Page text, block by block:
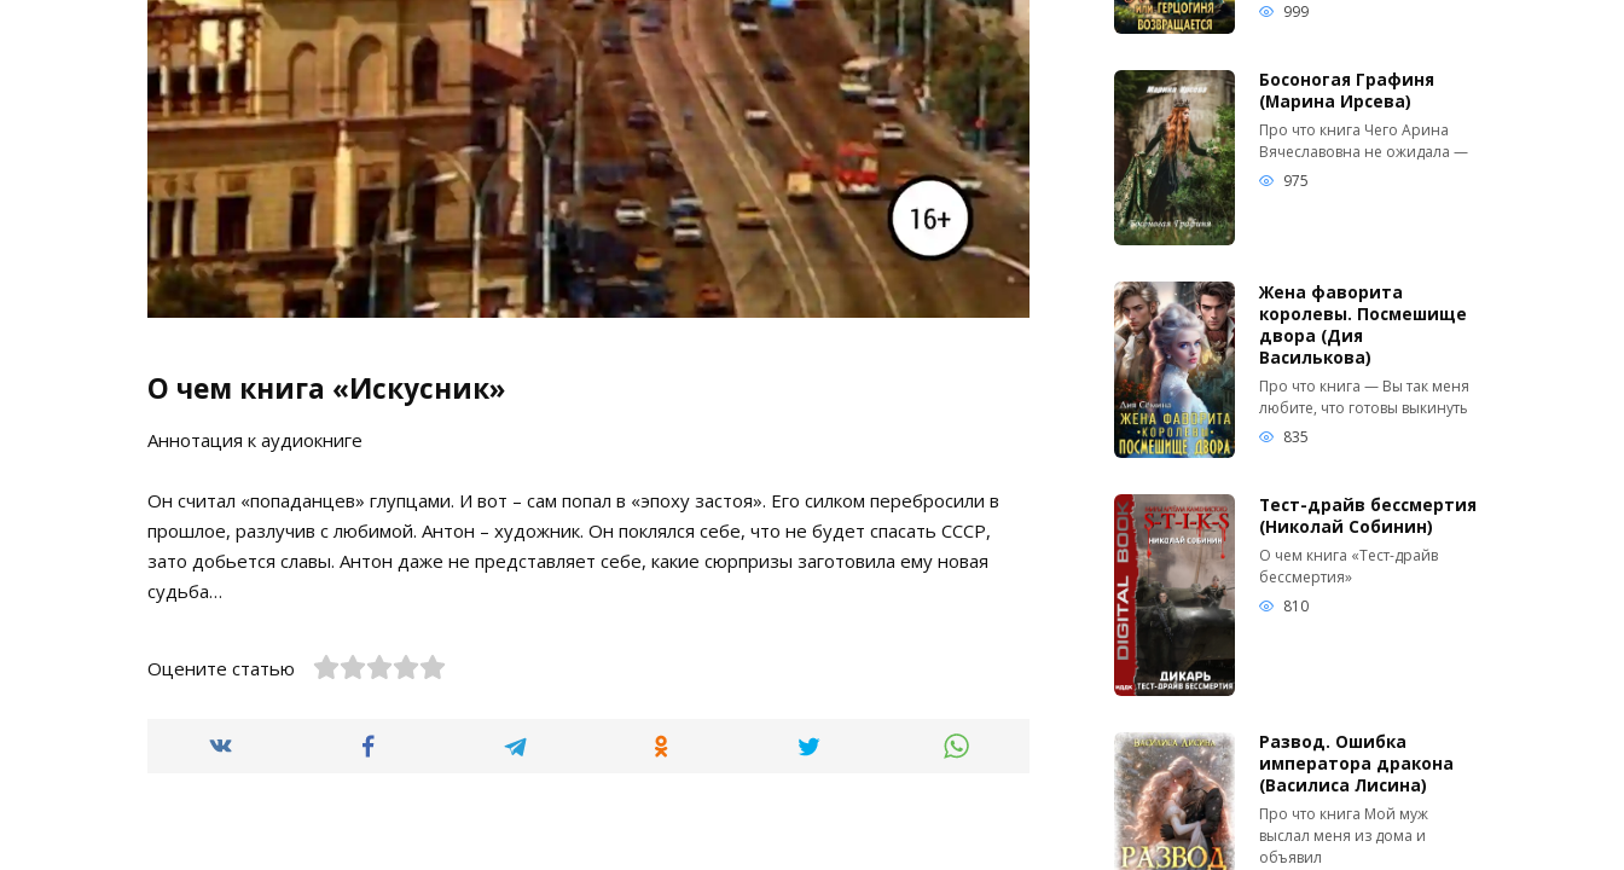
О чем книга «Искусник»
Аннотация к аудиокниге
Он считал «попаданцев» глупцами. И вот – сам попал в «эпоху застоя». Его силком перебросили в
прошлое, разлучив с любимой. Антон – художник. Он поклялся себе, что не будет спасать СССР,
зато добьется славы. Антон даже не представляет себе, какие сюрпризы заготовила ему новая
судьба…
Оцените статью
999
Босоногая Графиня
(Марина Ирсева)
Про что книга Чего Арина
Вячеславовна не ожидала —
975
Жена фаворита
королевы. Посмешище
двора (Дия
Василькова)
Про что книга — Вы так меня
любите, что готовы выкинуть
835
Тест-драйв бессмертия
(Николай Собинин)
О чем книга «Тест-драйв
бессмертия»
810
Развод. Ошибка
императора дракона
(Василиса Лисина)
Про что книга Мой муж
выслал меня из дома и
объявил